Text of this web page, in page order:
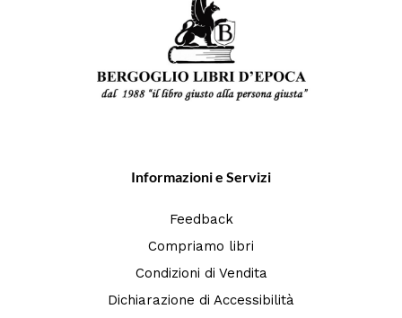
Informazioni e Servizi
Feedback
Compriamo libri
Condizioni di Vendita
Dichiarazione di Accessibilità